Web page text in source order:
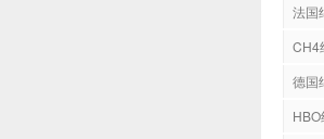
法国
CH4
德国